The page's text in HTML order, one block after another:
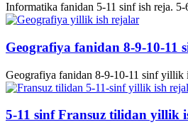
Informatika fanidan 5-11 sinf ish reja.
Geografiya fanidan 8-9-10-11
Geografiya fanidan 8-9-10-11 sinf
5-11 sinf Fransuz tilidan yillik